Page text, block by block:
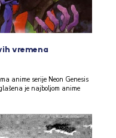
vremena
anime serije Neon Genesis
je najboljom anime